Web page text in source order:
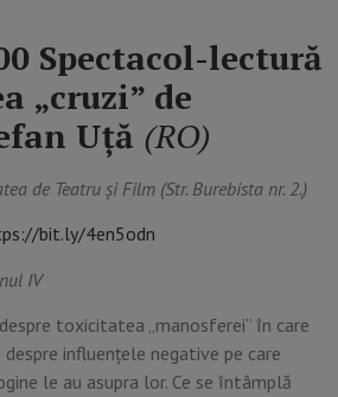
Spectacol-lectură
„cruzi” de
Uță (RO)
de Teatru și Film (Str. Burebista nr. 2.)
bit.ly/4en5odn
IV
toxicitatea „manosferei” în care
influențele negative pe care
le au asupra lor. Ce se întâmplă